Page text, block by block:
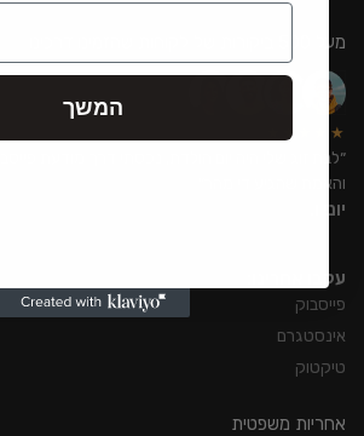
מעל 500 ביקורות של לקוחות שהזמינו דרכינו
★★★★★
״לבת זוג שלי היה יום הולדת, נכסתי דרך מודעת
והאמת שהגיע די מהר״
יוני ו.
עקבו אחרינו:
פייסבוק
אינסטגרם
טיקטוק
אחריות משפטית
המשך